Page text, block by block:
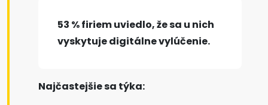
53 % firiem uviedlo, že sa u nich
vyskytuje digitálne vylúčenie.
Najčastejšie sa týka: